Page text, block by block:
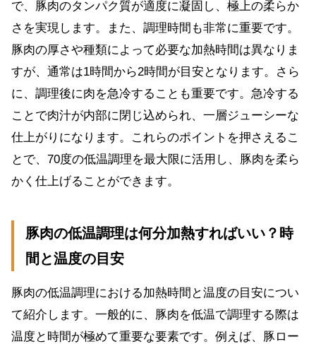
で、豚肉のタンパク質が適度に凝固し、極上の柔らか
さを実現します。また、調理時間も非常に重要です。
豚肉の厚さや種類によって必要な加熱時間は異なりま
すが、通常は1時間から2時間が目安となります。さら
に、調理後に肉を急冷することも重要です。急冷する
ことで肉汁が内部に閉じ込められ、一層ジューシーな
仕上がりになります。これらのポイントを押さえるこ
とで、70度の低温調理を最大限に活用し、豚肉を柔ら
かく仕上げることができます。
豚肉の低温調理は何分加熱すればいい？時
間と温度の目安
豚肉の低温調理における加熱時間と温度の目安につい
て紹介します。一般的に、豚肉を低温で調理する際は
温度と時間が極めて重要な要素です。例えば、豚ロー